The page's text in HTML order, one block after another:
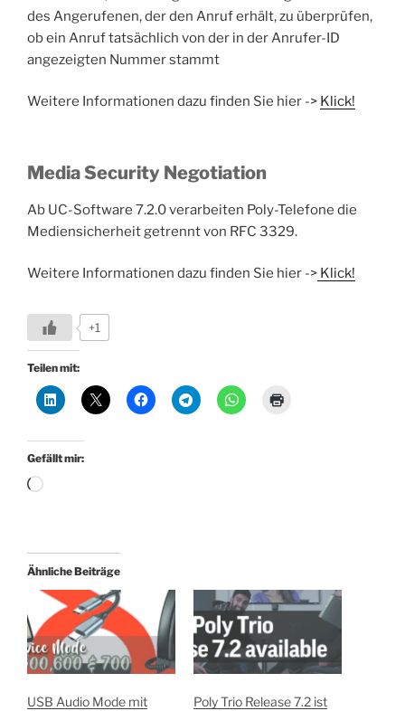
des Angerufenen, der den Anruf erhält, zu überprüfen,
ob ein Anruf tatsächlich von der in der Anrufer-ID
angezeigten Nummer stammt
Weitere Informationen dazu finden Sie hier -> Klick!
Media Security Negotiation
Ab UC-Software 7.2.0 verarbeiten Poly-Telefone die
Mediensicherheit getrennt von RFC 3329.
Weitere Informationen dazu finden Sie hier -> Klick!
+1
Teilen mit:
Gefällt mir:
Wird
Ähnliche Beiträge
USB Audio Mode mit
Poly Trio Release 7.2 ist